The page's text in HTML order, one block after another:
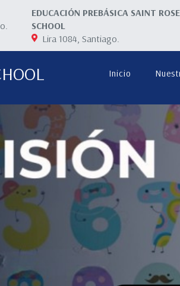
EDUCACIÓN PREBÁSICA SAINT ROSE
SCHOOL
Lira 1084, Santiago.
Inicio